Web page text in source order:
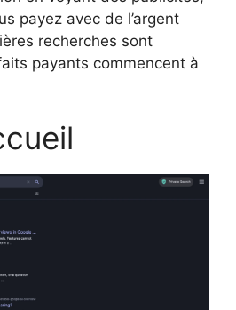
payez avec de l’argent
recherches sont
payants commencent à